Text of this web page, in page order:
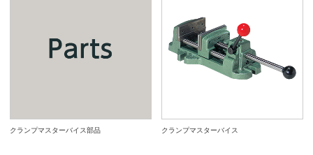
クランプマスターバイス部品 クランプマスターバイス